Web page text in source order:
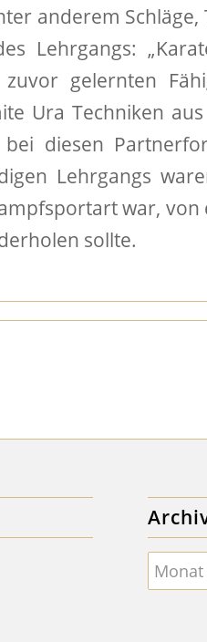
anderem
Lehrgangs:
gelernten
Ura Techniken
diesen
Lehrgangs
war,
sollte.